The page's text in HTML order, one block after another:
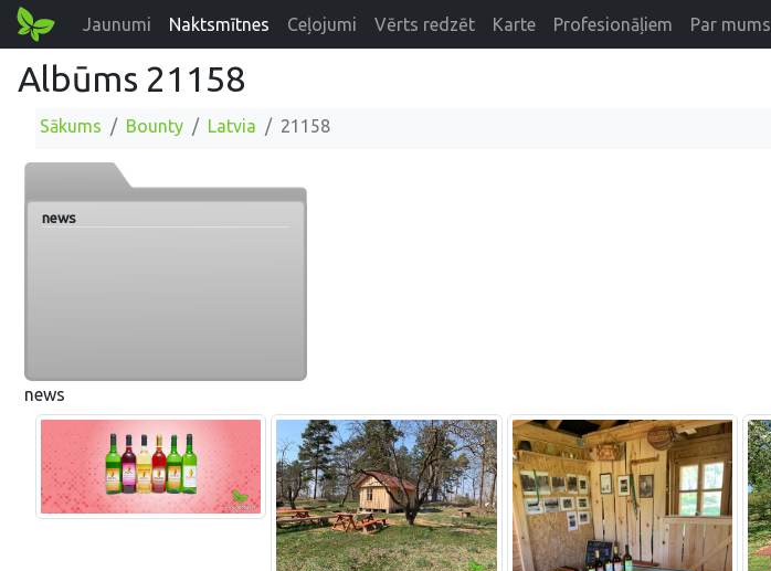
Jaunumi Naktsmītnes Ceļojumi Vērts redzēt Karte Profesionāļiem Par mums
Albūms 21158
Sākums Bounty Latvia 21158
news
news